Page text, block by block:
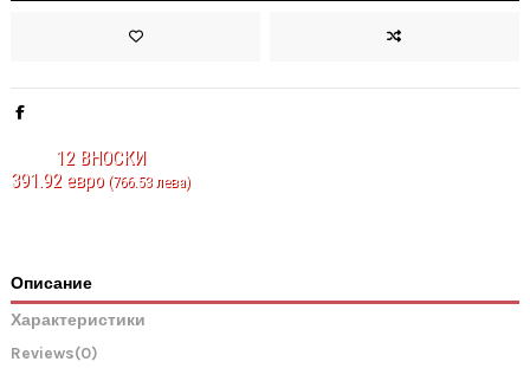
12 ВНОСКИ
391.92 евро(766.53 лева)
Описание
Характеристики
Reviews(0)